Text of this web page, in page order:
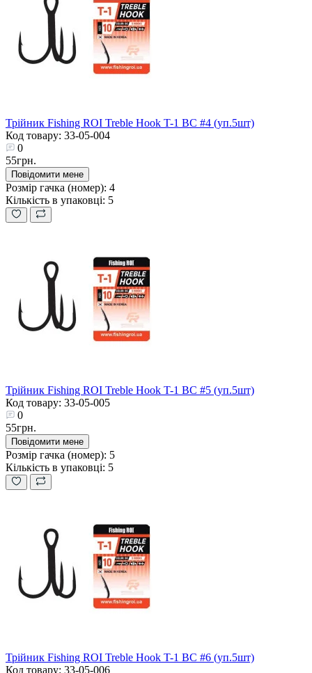
Трійник Fishing ROI Treble Hook T-1 BC #4 (уп.5шт)
Код товару: 33-05-004
0
55грн.
Повідомити мене
Розмір гачка (номер): 4
Кількість в упаковці: 5
Трійник Fishing ROI Treble Hook T-1 BC #5 (уп.5шт)
Код товару: 33-05-005
0
55грн.
Повідомити мене
Розмір гачка (номер): 5
Кількість в упаковці: 5
Трійник Fishing ROI Treble Hook T-1 BC #6 (уп.5шт)
Код товару: 33-05-006